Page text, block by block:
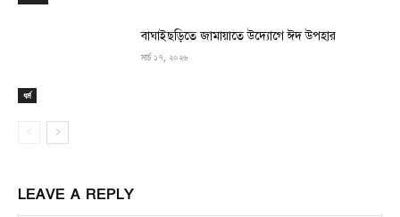
ধর্ম
বাঘাইছড়িতে জামায়াতে উদ্যোগে ঈদ উপহার
মার্চ ১৭, ২০২৬
LEAVE A REPLY